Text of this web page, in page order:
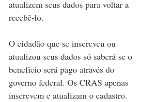
atualizem seus dados para voltar a
recebê-lo.
O cidadão que se inscreveu ou
atualizou seus dados só saberá se o
benefício será pago através do
governo federal. Os CRAS apenas
inscrevem e atualizam o cadastro.